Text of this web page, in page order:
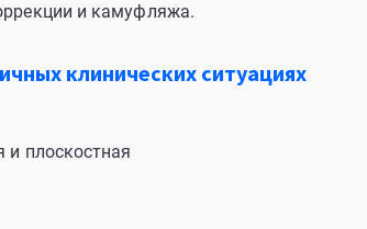
и камуфляжа.
клинических ситуациях
и плоскостная